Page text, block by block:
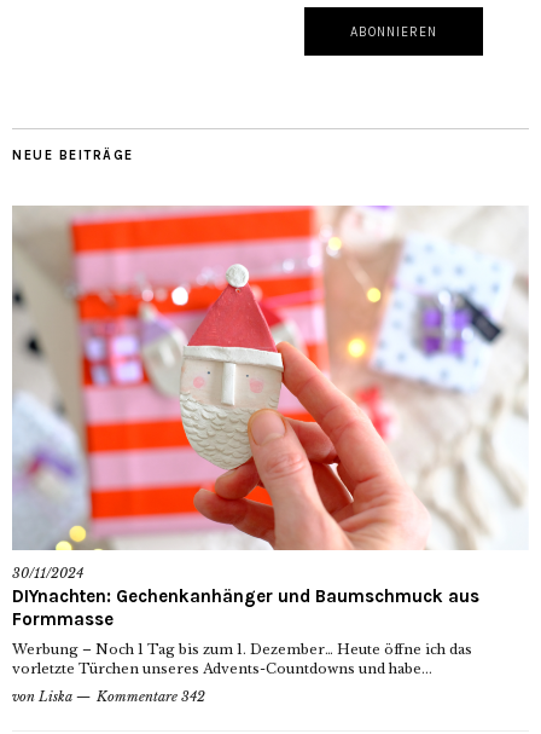
NEUE BEITRÄGE
30/11/2024
DIYnachten: Gechenkanhänger und Baumschmuck aus
Formmasse
Werbung – Noch 1 Tag bis zum 1. Dezember… Heute öffne ich das
vorletzte Türchen unseres Advents-Countdowns und habe...
von Liska Kommentare 342